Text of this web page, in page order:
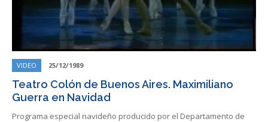
VIDEO 25/12/1989
Teatro Colón de Buenos Aires. Maximiliano
Guerra en Navidad
Programa especial navideño producido por el Departamento de